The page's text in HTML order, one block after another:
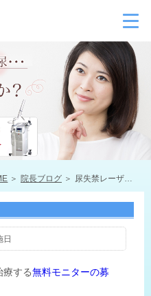
院長ブログ 尿失禁レーザー無料モニター実施日
日
療する無料モニターの募